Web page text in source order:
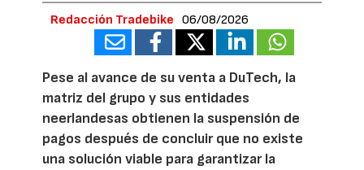
Redacción Tradebike 06/08/2026
Pese al avance de su venta a DuTech, la
matriz del grupo y sus entidades
neerlandesas obtienen la suspensión de
pagos después de concluir que no existe
una solución viable para garantizar la